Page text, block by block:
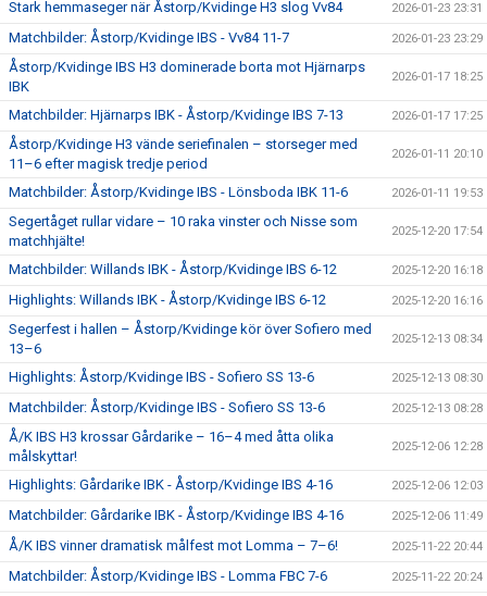
Stark hemmaseger när Åstorp/Kvidinge H3 slog Vv84 2026-01-23 23:31
Matchbilder: Åstorp/Kvidinge IBS - Vv84 11-7 2026-01-23 23:29
Åstorp/Kvidinge IBS H3 dominerade borta mot Hjärnarps
IBK
2026-01-17 18:25
Matchbilder: Hjärnarps IBK - Åstorp/Kvidinge IBS 7-13 2026-01-17 17:25
Åstorp/Kvidinge H3 vände seriefinalen – storseger med
11–6 efter magisk tredje period
2026-01-11 20:10
Matchbilder: Åstorp/Kvidinge IBS - Lönsboda IBK 11-6 2026-01-11 19:53
Segertåget rullar vidare – 10 raka vinster och Nisse som
matchhjälte!
2025-12-20 17:54
Matchbilder: Willands IBK - Åstorp/Kvidinge IBS 6-12 2025-12-20 16:18
Highlights: Willands IBK - Åstorp/Kvidinge IBS 6-12 2025-12-20 16:16
Segerfest i hallen – Åstorp/Kvidinge kör över Sofiero med
13–6
2025-12-13 08:34
Highlights: Åstorp/Kvidinge IBS - Sofiero SS 13-6 2025-12-13 08:30
Matchbilder: Åstorp/Kvidinge IBS - Sofiero SS 13-6 2025-12-13 08:28
Å/K IBS H3 krossar Gårdarike – 16–4 med åtta olika
målskyttar!
2025-12-06 12:28
Highlights: Gårdarike IBK - Åstorp/Kvidinge IBS 4-16 2025-12-06 12:03
Matchbilder: Gårdarike IBK - Åstorp/Kvidinge IBS 4-16 2025-12-06 11:49
Å/K IBS vinner dramatisk målfest mot Lomma – 7–6! 2025-11-22 20:44
Matchbilder: Åstorp/Kvidinge IBS - Lomma FBC 7-6 2025-11-22 20:24